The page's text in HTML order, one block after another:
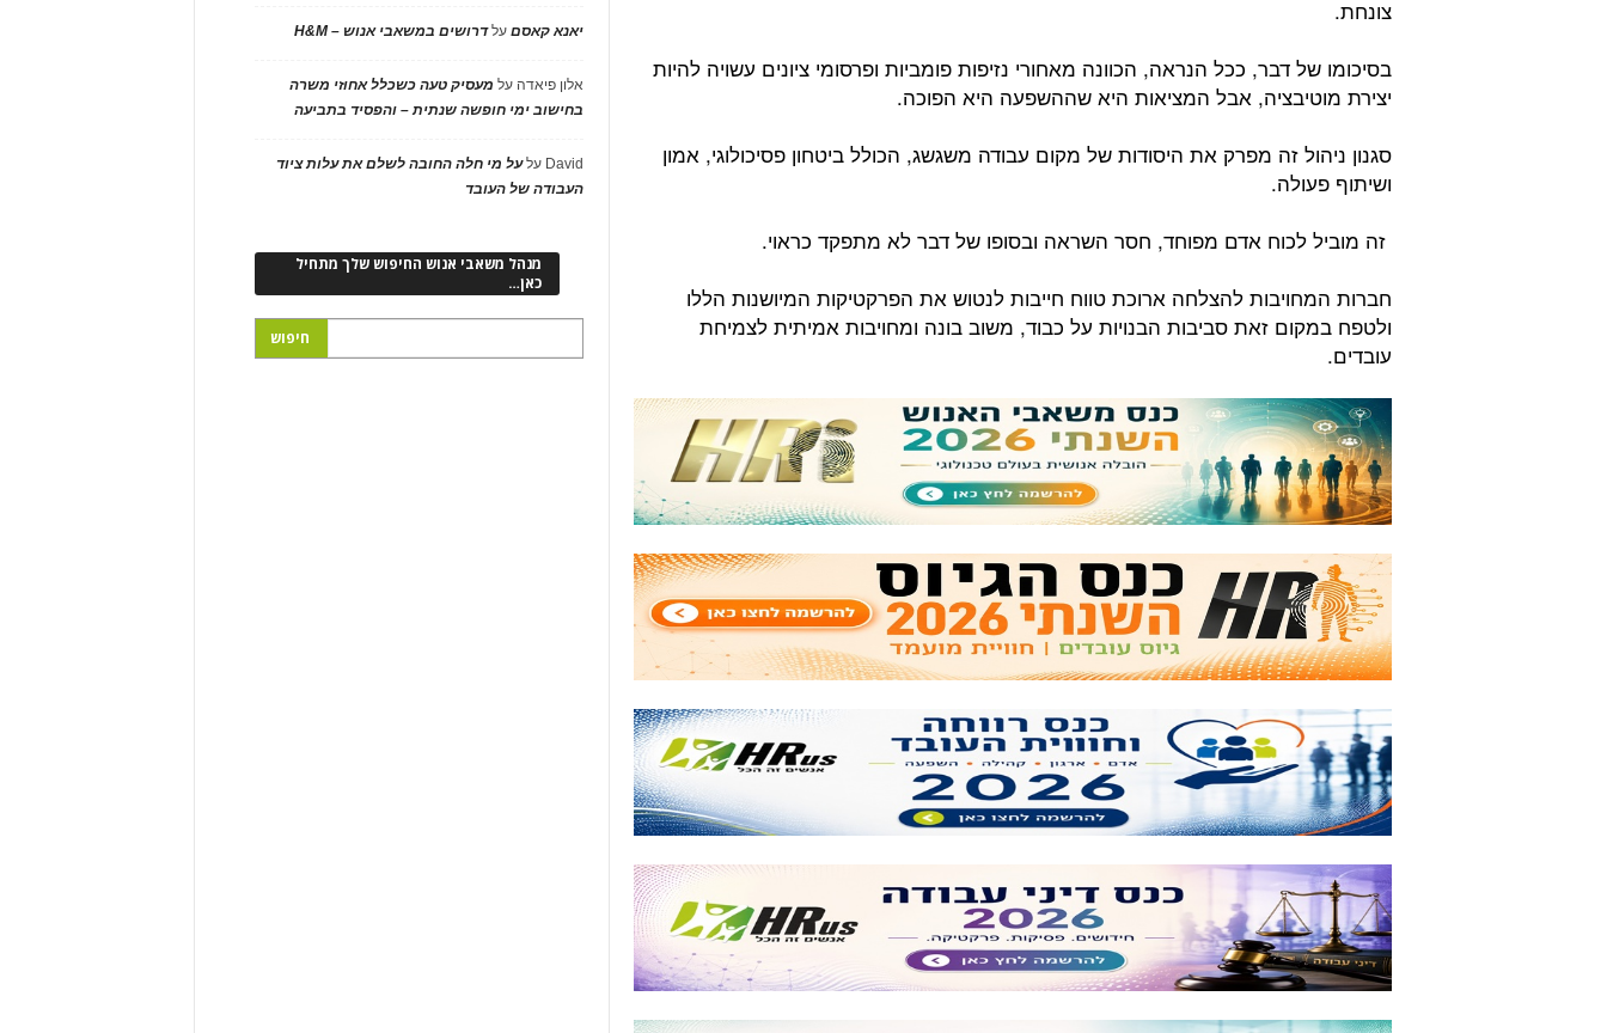
צונחת.
בסיכומו של דבר, ככל הנראה, הכוונה מאחורי נזיפות פומביות ופרסומי ציונים עשויה להיות
יצירת מוטיבציה, אבל המציאות היא שההשפעה היא הפוכה.
סגנון ניהול זה מפרק את היסודות של מקום עבודה משגשג, הכולל ביטחון פסיכולוגי, אמון
ושיתוף פעולה.
זה מוביל לכוח אדם מפוחד, חסר השראה ובסופו של דבר לא מתפקד כראוי.
חברות המחויבות להצלחה ארוכת טווח חייבות לנטוש את הפרקטיקות המיושנות הללו
ולטפח במקום זאת סביבות הבנויות על כבוד, משוב בונה ומחויבות אמיתית לצמיחת
עובדים.
יאנא קאסםעלדרושים במשאבי אנוש – H&M
אלון פיאדה על מעסיק טעה כשכלל אחוזי משרה
בחישוב ימי חופשה שנתית – והפסיד בתביעה
David עלעל מי חלה החובה לשלם את עלות ציוד
העבודה של העובד
מנהל משאבי אנוש החיפוש שלך מתחיל
כאן…